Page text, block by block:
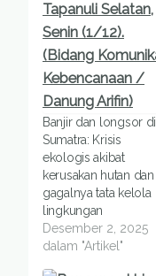
Banjir dan longsor di
Sumatra: Krisis
ekologis akibat
kerusakan hutan dan
gagalnya tata kelola
lingkungan
Desember 2, 2025
dalam "Artikel"